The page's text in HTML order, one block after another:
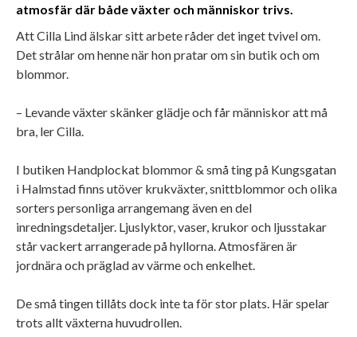
atmosfär där både växter och människor trivs.
Att Cilla Lind älskar sitt arbete råder det inget tvivel om.
Det strålar om henne när hon pratar om sin butik och om
blommor.
– Levande växter skänker glädje och får människor att må
bra, ler Cilla.
I butiken Handplockat blommor & små ting på Kungsgatan
i Halmstad finns utöver krukväxter, snittblommor och olika
sorters personliga arrangemang även en del
inredningsdetaljer. Ljuslyktor, vaser, krukor och ljusstakar
står vackert arrangerade på hyllorna. Atmosfären är
jordnära och präglad av värme och enkelhet.
De små tingen tillåts dock inte ta för stor plats. Här spelar
trots allt växterna huvudrollen.